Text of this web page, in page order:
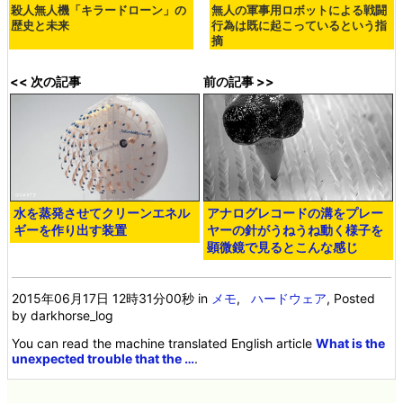
殺人無人機「キラードローン」の
歴史と未来
無人の軍事用ロボットによる戦闘
行為は既に起こっているという指
摘
<< 次の記事
水を蒸発させてクリーンエネル
ギーを作り出す装置
前の記事 >>
アナログレコードの溝をプレー
ヤーの針がうねうね動く様子を
顕微鏡で見るとこんな感じ
2015年06月17日 12時31分00秒 in メモ,ハードウェア, Posted
by darkhorse_log
You can read the machine translated English articleWhat is the
unexpected trouble that the ….